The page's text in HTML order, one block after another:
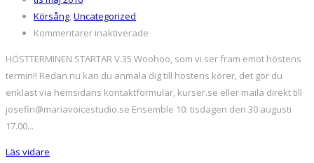
Körsång,Uncategorized
Kommentarer inaktiverade
höst
2016
HÖSTTERMINEN STARTAR V.35 Woohoo, som vi ser fram emot höstens
termin!! Redan nu kan du anmäla dig till höstens körer, det gör du
enklast via hemsidans kontaktformulär, kurser.se eller maila direkt till
josefin@mariavoicestudio.se Ensemble 10: tisdagen den 30 augusti
17.00...
Läs vidare